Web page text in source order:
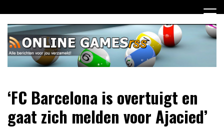
naar
inhoud
Online Games RSS
verzameld
‘FC Barcelona is overtuigt en
gaat zich melden voor Ajacied’